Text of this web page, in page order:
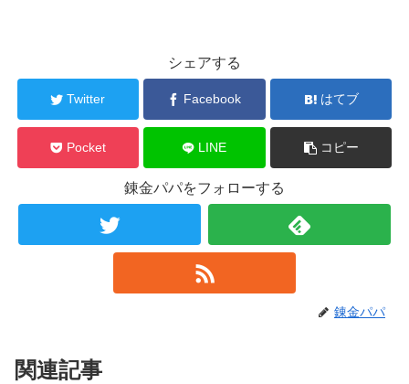
シェアする
Twitter Facebook はてブ
Pocket LINE コピー
錬金パパをフォローする
錬金パパ
関連記事